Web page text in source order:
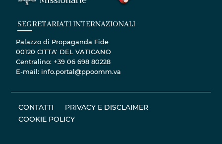
SEGRETARIATI INTERNAZIONALI
Palazzo di Propaganda Fide
00120 CITTA' DEL VATICANO
Centralino: +39 06 698 80228
E-mail: info.portal@ppoomm.va
CONTATTI
PRIVACY E DISCLAIMER
COOKIE POLICY